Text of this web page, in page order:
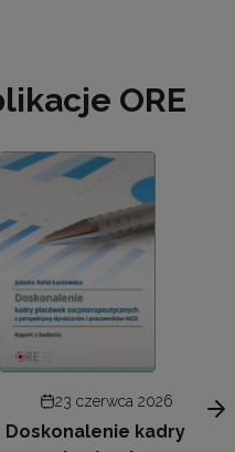
ORE
23 czerwca 2026
Doskonalenie kadry